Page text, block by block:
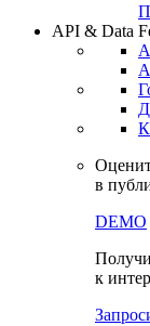
API & Data
в
DEMO
к